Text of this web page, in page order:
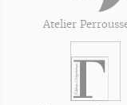
Atelier